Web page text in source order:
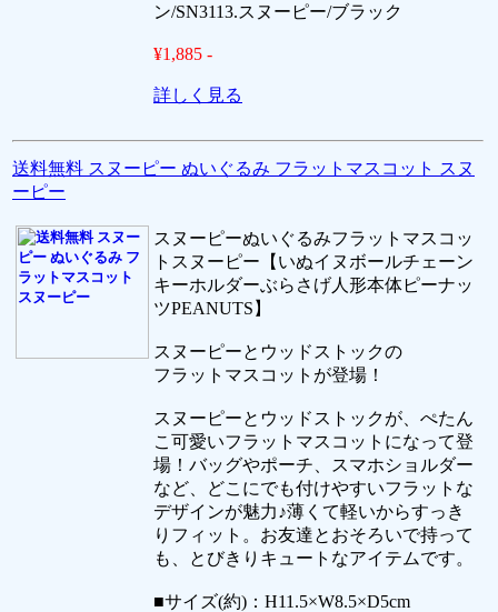
ン/SN3113.スヌーピー/ブラック
¥1,885 -
詳しく見る
送料無料 スヌーピー ぬいぐるみ フラットマスコット スヌ
ーピー
スヌーピーぬいぐるみフラットマスコッ
トスヌーピー【いぬイヌボールチェーン
キーホルダーぶらさげ人形本体ピーナッ
ツPEANUTS】
スヌーピーとウッドストックの
フラットマスコットが登場！
スヌーピーとウッドストックが、ぺたん
こ可愛いフラットマスコットになって登
場！バッグやポーチ、スマホショルダー
など、どこにでも付けやすいフラットな
デザインが魅力♪薄くて軽いからすっき
りフィット。お友達とおそろいで持って
も、とびきりキュートなアイテムです。
■サイズ(約)：H11.5×W8.5×D5cm